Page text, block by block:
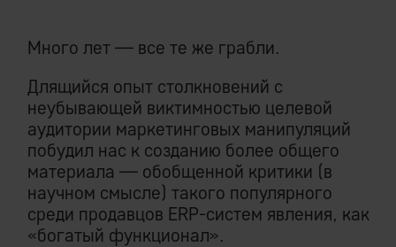
Много лет — все те же грабли.
Длящийся опыт столкновений с
неубывающей виктимностью целевой
аудитории маркетинговых манипуляций
побудил нас к созданию более общего
материала — обобщенной критики (в
научном смысле) такого популярного
среди продавцов ERP-систем явления, как
«богатый функционал».